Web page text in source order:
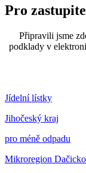
Pro
Připravili jsme
podklady v
Jídelní lístky
Jihočeský kraj
pro méně odpadu
Mikroregion Dačicko